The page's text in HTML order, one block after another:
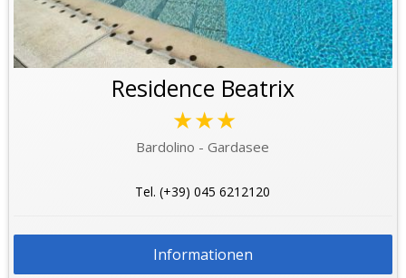
Residence Beatrix
★★★
Bardolino - Gardasee
Tel. (+39) 045 6212120
Informationen